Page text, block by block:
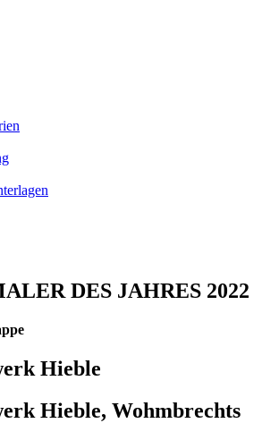
DES JAHRES 2022
Hieble
Hieble, Wohmbrechts